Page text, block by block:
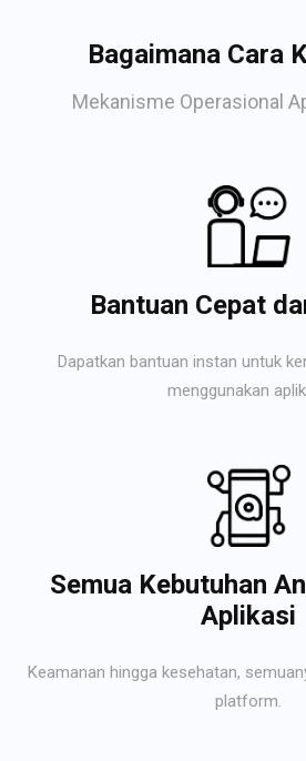
Bagaimana Cara
Mekanisme Operasional
Bantuan Cepat
Dapatkan bantuan instan untuk
menggunakan
Semua Kebutuhan
Aplikasi
Keamanan hingga kesehatan,
platform.